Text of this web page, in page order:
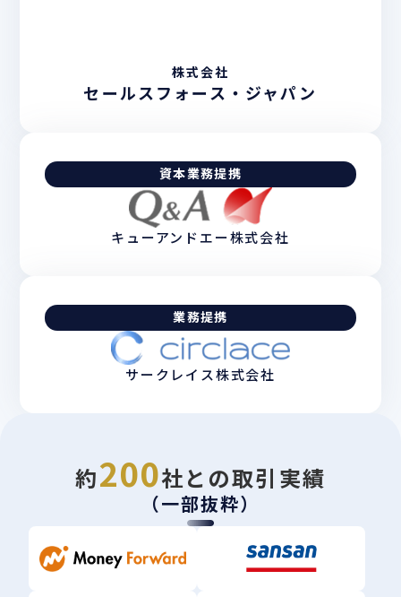
株式会社
セールスフォース・ジャパン
資本業務提携
キューアンドエー株式会社
業務提携
サークレイス株式会社
約200社との取引実績
（一部抜粋）